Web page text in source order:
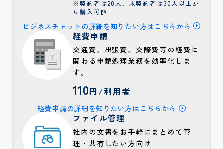
※契約者は20人、未契約者は30人以上か
ら購入可能
ビジネスチャットの詳細を知りたい方はこちらから
経費申請
交通費、出張費、交際費等の経費に
関わる申請処理業務を効率化しま
す。
110円/利用者
経費申請の詳細を知りたい方はこちらから
ファイル管理
社内の文書をお手軽にまとめて管
理・共有したい方向け